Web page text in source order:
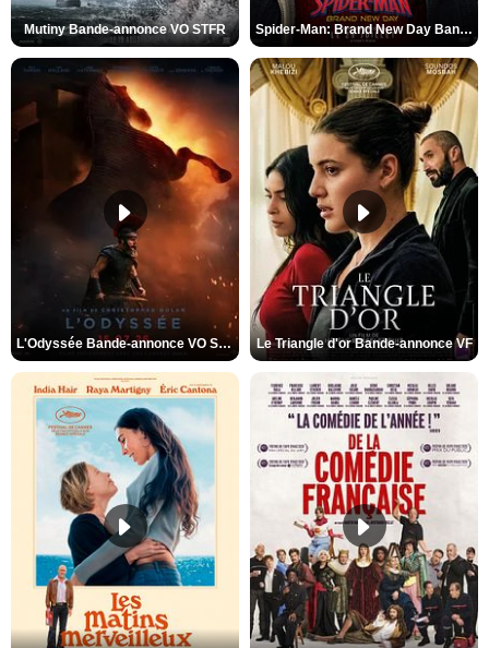
Mutiny Bande-annonce VO STFR Spider-Man: Brand New Day Bande-annonce VO STFR
L'Odyssée Bande-annonce VO STFR Le Triangle d'or Bande-annonce VF